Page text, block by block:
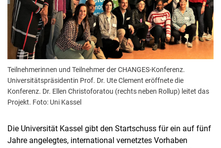
Teilnehmerinnen und Teilnehmer der CHANGES-Konferenz.
Universitätspräsidentin Prof. Dr. Ute Clement eröffnete die
Konferenz. Dr. Ellen Christoforatou (rechts neben Rollup) leitet das
Projekt. Foto: Uni Kassel
Die Universität Kassel gibt den Startschuss für ein auf fünf
Jahre angelegtes, international vernetztes Vorhaben